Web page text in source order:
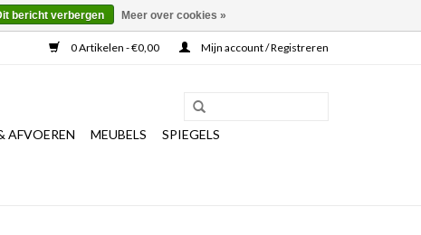
0 Artikelen - €0,00 Mijn account / Registreren
AFVOEREN MEUBELS
SPIEGELS
bericht verbergen Meer over cookies »